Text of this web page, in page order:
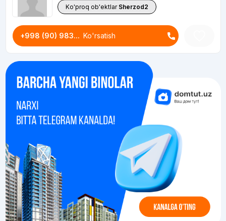
Ko'proq ob'ektlar Sherzod2
+998 (90) 983... Ko'rsatish